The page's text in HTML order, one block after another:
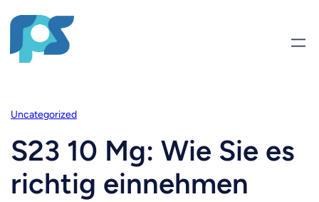
Uncategorized
S23 10 Mg: Wie Sie es
richtig einnehmen